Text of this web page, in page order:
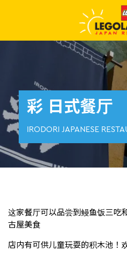
主
彩 日式餐厅
IRODORI JAPANESE
这家餐厅可以品尝到鳗鱼饭三吃
古屋美食
店内有可供儿童玩耍的积木池！